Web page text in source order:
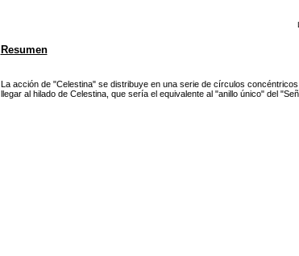
Resumen
La acción de "Celestina" se distribuye en una serie de círculos
llegar al hilado de Celestina, que sería el equivalente al "anillo único" del